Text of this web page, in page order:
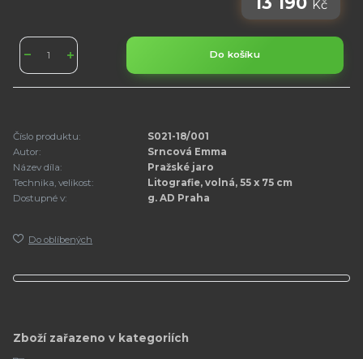
Kč
Do košíku
Číslo produktu:
S021-18/001
Autor:
Srncová Emma
Název díla:
Pražské jaro
Technika, velikost:
Litografie, volná, 55 x 75 cm
Dostupné v:
g. AD Praha
Do oblíbených
Zboží zařazeno v kategoriích